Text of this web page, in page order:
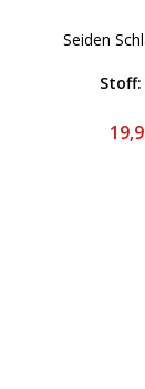
Seiden
Stoff: